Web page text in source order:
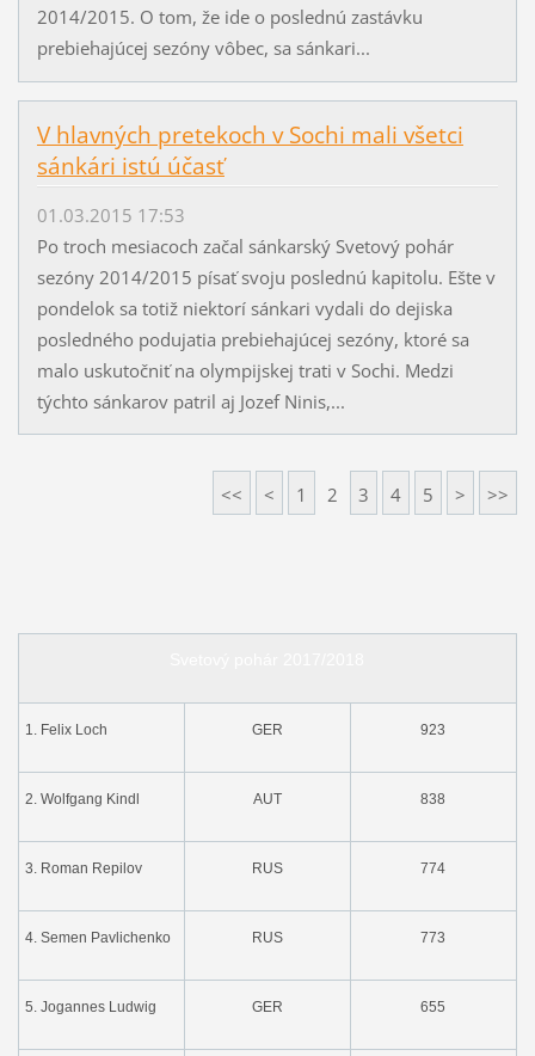
2014/2015. O tom, že ide o poslednú zastávku
prebiehajúcej sezóny vôbec, sa sánkari...
V hlavných pretekoch v Sochi mali všetci
sánkári istú účasť
01.03.2015 17:53
Po troch mesiacoch začal sánkarský Svetový pohár
sezóny 2014/2015 písať svoju poslednú kapitolu. Ešte v
pondelok sa totiž niektorí sánkari vydali do dejiska
posledného podujatia prebiehajúcej sezóny, ktoré sa
malo uskutočniť na olympijskej trati v Sochi. Medzi
týchto sánkarov patril aj Jozef Ninis,...
<< < 1 2 3 4 5 > >>
1. Felix Loch GER 923
2. Wolfgang Kindl AUT 838
3. Roman Repilov RUS 774
4. Semen Pavlichenko RUS 773
5. Jogannes Ludwig GER 655